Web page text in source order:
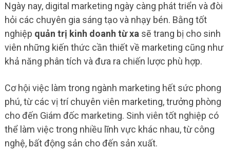
Ngày nay, digital marketing ngày càng phát triển và đòi
hỏi các chuyên gia sáng tạo và nhạy bén. Bằng tốt
nghiệp quản trị kinh doanh từ xasẽ trang bị cho sinh
viên những kiến thức cần thiết về marketing cũng như
khả năng phân tích và đưa ra chiến lược phù hợp.
Cơ hội việc làm trong ngành marketing hết sức phong
phú, từ các vị trí chuyên viên marketing, trưởng phòng
cho đến Giám đốc marketing. Sinh viên tốt nghiệp có
thể làm việc trong nhiều lĩnh vực khác nhau, từ công
nghệ, bất động sản cho đến sản xuất.